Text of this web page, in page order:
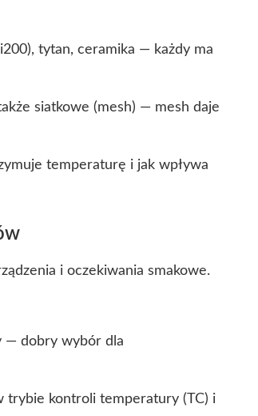
tytan, ceramika — każdy ma
siatkowe (mesh) — mesh daje
temperaturę i jak wpływa
i oczekiwania smakowe.
— dobry wybór dla
trybie kontroli temperatury (TC) i